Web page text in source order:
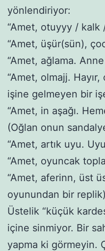
yönlendiriyor:
“Amet, otuyyy /
“Amet, üşür(sün),
“Amet, ağlama.
“Amet, olmajj. Hayır,
işine gelmeyen bir
“Amet, in aşağı.
(Oğlan onun
“Amet, artık uyu.
“Amet, oyuncak topla!
“Amet, aferinn, üst
oyunundan bir replik)
Üstelik “küçük
içine sinmiyor. Bir
yapma ki görmeyin.